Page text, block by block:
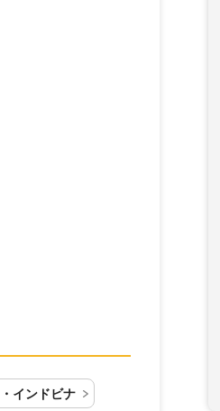
インドビナ